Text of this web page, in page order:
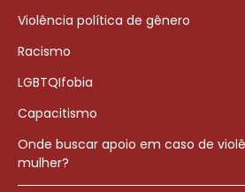
Violência política de gênero
Racismo
LGBTQIfobia
Capacitismo
Onde buscar apoio em caso de
mulher?